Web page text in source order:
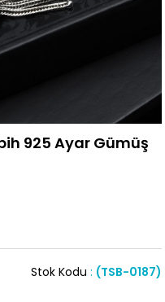
925 Ayar Gümüş
(TSB-0187)
Stok Kodu